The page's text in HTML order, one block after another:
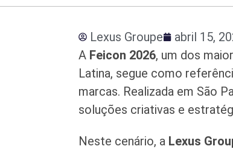
Lexus Groupe abril 15,
A Feicon 2026, um dos
Latina, segue como
marcas. Realizada em São
soluções criativas e
Neste cenário, a Lexus